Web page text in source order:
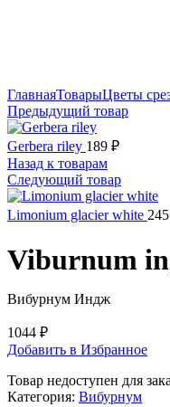
ГлавнаяТоварыЦветы
Предыдущий товар
Gerbera riley 189 ₽
Назад к товарам
Следующий товар
Limonium glacier white 245
Viburnum
Вибурнум Индж
1044 ₽
Добавить в Избранное
Товар недоступен для
Категория: Вибурнум